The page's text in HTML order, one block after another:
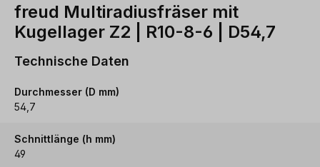
freud Multiradiusfräser mit
Kugellager Z2 | R10-8-6 | D54,7
Technische Daten
Durchmesser (D mm)
54,7
Schnittlänge (h mm)
49